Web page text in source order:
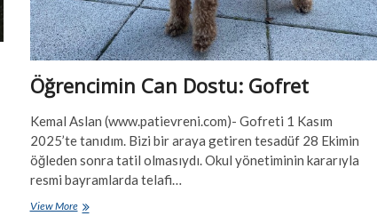
Öğrencimin Can Dostu: Gofret
Kemal Aslan (www.patievreni.com)- Gofreti 1 Kasım
2025’te tanıdım. Bizi bir araya getiren tesadüf 28 Ekimin
öğleden sonra tatil olmasıydı. Okul yönetiminin kararıyla
resmi bayramlarda telafi…
View MoreÖğrencimin